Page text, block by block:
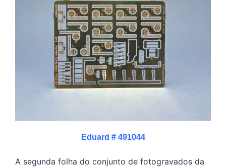
Eduard # 491044
A segunda folha do conjunto de fotogravados da